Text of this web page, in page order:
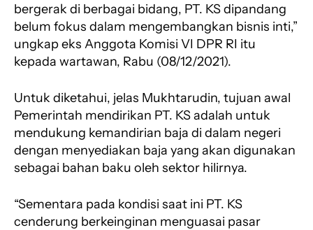
bergerak di berbagai bidang, PT. KS dipandang
belum fokus dalam mengembangkan bisnis inti,”
ungkap eks Anggota Komisi VI DPR RI itu
kepada wartawan, Rabu (08/12/2021).
Untuk diketahui, jelas Mukhtarudin, tujuan awal
Pemerintah mendirikan PT. KS adalah untuk
mendukung kemandirian baja di dalam negeri
dengan menyediakan baja yang akan digunakan
sebagai bahan baku oleh sektor hilirnya.
“Sementara pada kondisi saat ini PT. KS
cenderung berkeinginan menguasai pasar